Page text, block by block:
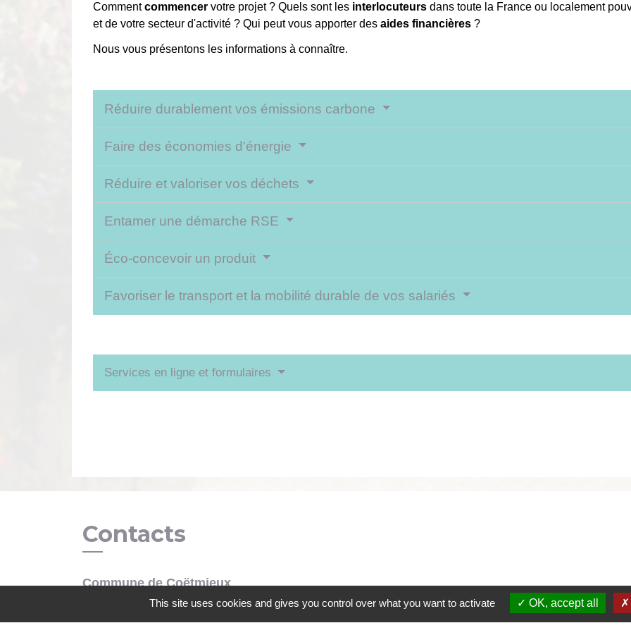
Commentcommencer votre projet ? Quels sont les interlocuteurs dans toute la France ou localement
et de votre secteur d'activité ? Qui peut vous apporter des aides financières ?
Nous vous présentons les informations à connaître.
Réduire durablement vos émissions carbone
Faire des économies d'énergie
Réduire et valoriser vos déchets
Entamer une démarche RSE
Éco-concevoir un produit
Favoriser le transport et la mobilité durable de vos salariés
Services en ligne et formulaires
Contacts
Commune de Coëtmieux
3, rue de la Mairie
22400 Coëtmieux - FRANCE
This site uses cookies and gives you control over what you want to activate OK, accept all